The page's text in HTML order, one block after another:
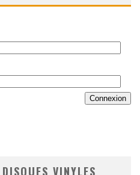
VINYLES